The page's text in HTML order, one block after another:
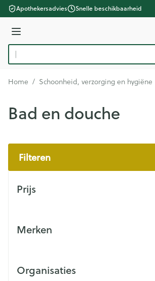
Ga naar de inhoud
Apothekersadvies Snelle beschikbaarheid
Menu
Product, merk, categorie...
Home / Schoonheid, verzorging en hygiëne
Bad en douche
Filteren
Prijs
Merken
Organisaties